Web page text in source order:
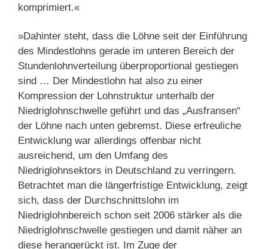
komprimiert.«
»Dahinter steht, dass die Löhne seit der Einführung
des Mindestlohns gerade im unteren Bereich der
Stundenlohnverteilung überproportional gestiegen
sind … Der Mindestlohn hat also zu einer
Kompression der Lohnstruktur unterhalb der
Niedriglohnschwelle geführt und das „Ausfransen“
der Löhne nach unten gebremst. Diese erfreuliche
Entwicklung war allerdings offenbar nicht
ausreichend, um den Umfang des
Niedriglohnsektors in Deutschland zu verringern.
Betrachtet man die längerfristige Entwicklung, zeigt
sich, dass der Durchschnittslohn im
Niedriglohnbereich schon seit 2006 stärker als die
Niedriglohnschwelle gestiegen und damit näher an
diese herangerückt ist. Im Zuge der